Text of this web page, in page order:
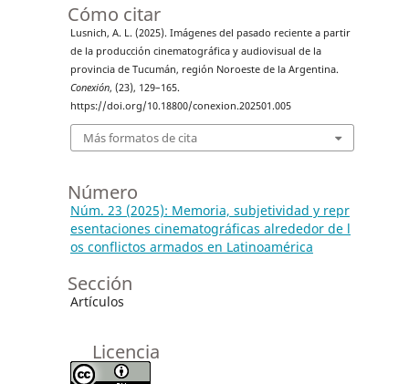
Cómo citar
Lusnich, A. L. (2025). Imágenes del pasado reciente a partir
de la producción cinematográfica y audiovisual de la
provincia de Tucumán, región Noroeste de la Argentina.
Conexión, (23), 129–165.
https://doi.org/10.18800/conexion.202501.005
Más formatos de cita
Número
Núm. 23 (2025): Memoria, subjetividad y repr
esentaciones cinematográficas alrededor de l
os conflictos armados en Latinoamérica
Sección
Artículos
Licencia